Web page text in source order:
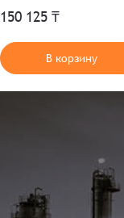
150 125 ₸
В корзину